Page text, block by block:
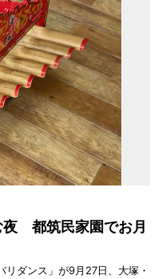
夜 都筑民家園でお月
リダンス」が9月27日、大塚・